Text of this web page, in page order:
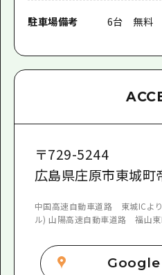
駐車場備考 6台 無料
〒729-5244
広島県庄原市東城町
中国高速自動車道路 東城ICよ
ル) 山陽高速自動車道路 福山